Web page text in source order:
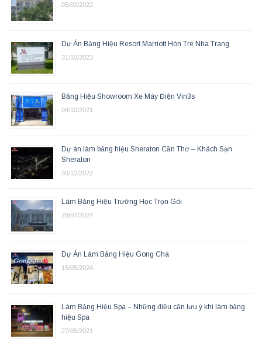
05/02/2022
Dự Án Bảng Hiệu Resort Marriott Hòn Tre Nha Trang
31/10/2023
Bảng Hiệu Showroom Xe Máy Điện Vin3s
04/10/2021
Dự án làm bảng hiệu Sheraton Cần Thơ – Khách Sạn
Sheraton
30/12/2022
Làm Bảng Hiệu Trường Học Trọn Gói
28/07/2024
Dự Án Làm Bảng Hiệu Gong Cha
15/05/2024
Làm Bảng Hiệu Spa – Những điều cần lưu ý khi làm bảng
hiệu Spa
27/05/2021